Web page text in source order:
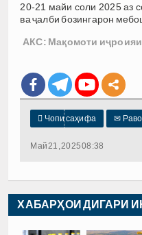
20-21 майи соли 2025 аз
ва ҷалби бозингарон
АКС: Мақомоти
 Чопи саҳифа ✉
Май 21, 2025 08:38
ХАБАРҲОИ ДИГАРИ